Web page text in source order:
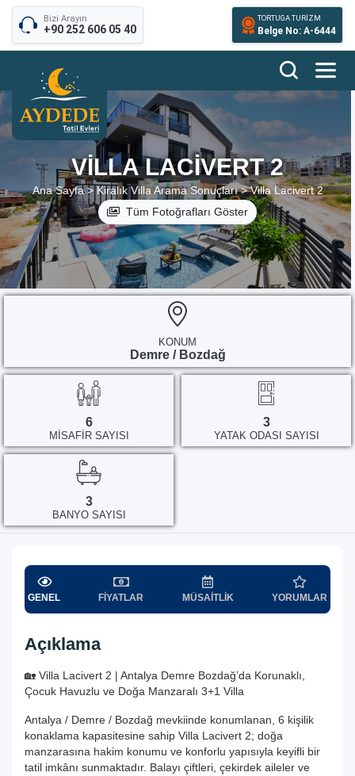
Bizi Arayın
+90 252 606 05 40
TORTUGA TURİZM
Belge No: A-6444
VILLA LACIVERT 2
Ana Sayfa > Kiralık Villa Arama Sonuçları > Villa Lacivert 2
Tüm Fotoğrafları Göster
KONUM
Demre / Bozdağ
6
MISAFIR SAYISI
3
YATAK ODASI SAYISI
3
BANYO SAYISI
GENEL FIYATLAR MÜSAITLIK YORUMLAR
Açıklama
🏡 Villa Lacivert 2 | Antalya Demre Bozdağ’da Korunaklı,
Çocuk Havuzlu ve Doğa Manzaralı 3+1 Villa
Antalya / Demre / Bozdağ mevkiinde konumlanan, 6 kişilik
konaklama kapasitesine sahip Villa Lacivert 2; doğa
manzarasına hakim konumu ve konforlu yapısıyla keyifli bir
tatil imkânı sunmaktadır. Balayı çiftleri, çekirdek aileler ve